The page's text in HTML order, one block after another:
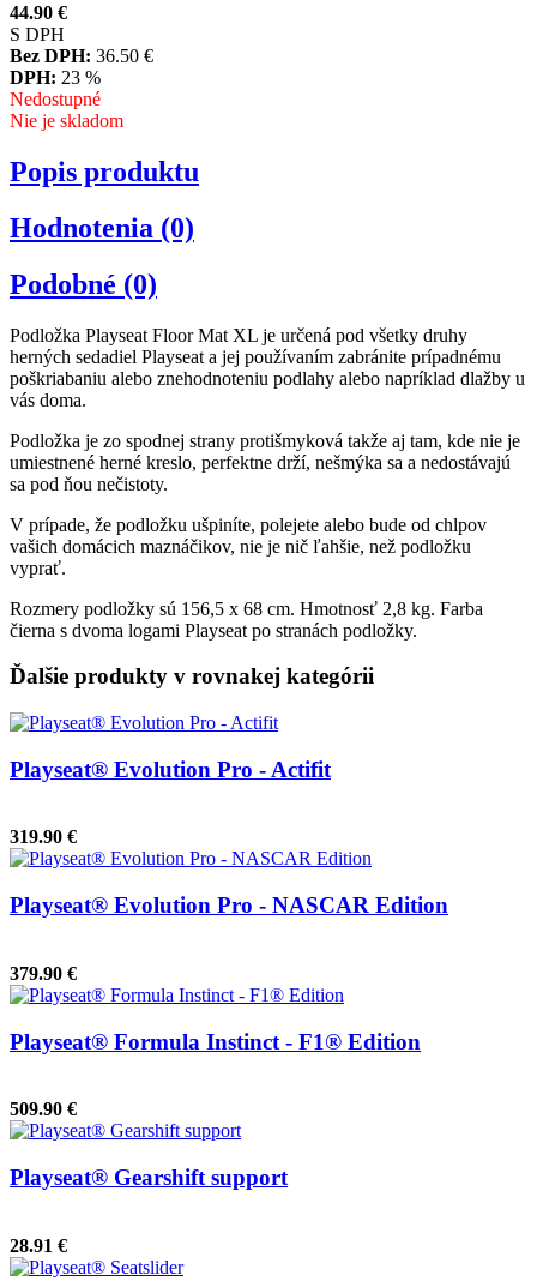
44.90 €
S DPH
Bez DPH: 36.50 €
DPH: 23 %
Nedostupné
Nie je skladom
Popis produktu
Hodnotenia (0)
Podobné (0)
Podložka Playseat Floor Mat XL je určená pod všetky druhy
herných sedadiel Playseat a jej používaním zabránite prípadnému
poškriabaniu alebo znehodnoteniu podlahy alebo napríklad dlažby u
vás doma.
Podložka je zo spodnej strany protišmyková takže aj tam, kde nie je
umiestnené herné kreslo, perfektne drží, nešmýka sa a nedostávajú
sa pod ňou nečistoty.
V prípade, že podložku ušpiníte, polejete alebo bude od chlpov
vašich domácich maznáčikov, nie je nič ľahšie, než podložku
vyprať.
Rozmery podložky sú 156,5 x 68 cm. Hmotnosť 2,8 kg. Farba
čierna s dvoma logami Playseat po stranách podložky.
Ďalšie produkty v rovnakej kategórii
Playseat® Evolution Pro - Actifit
319.90 €
Playseat® Evolution Pro - NASCAR Edition
379.90 €
Playseat® Formula Instinct - F1® Edition
509.90 €
Playseat® Gearshift support
28.91 €